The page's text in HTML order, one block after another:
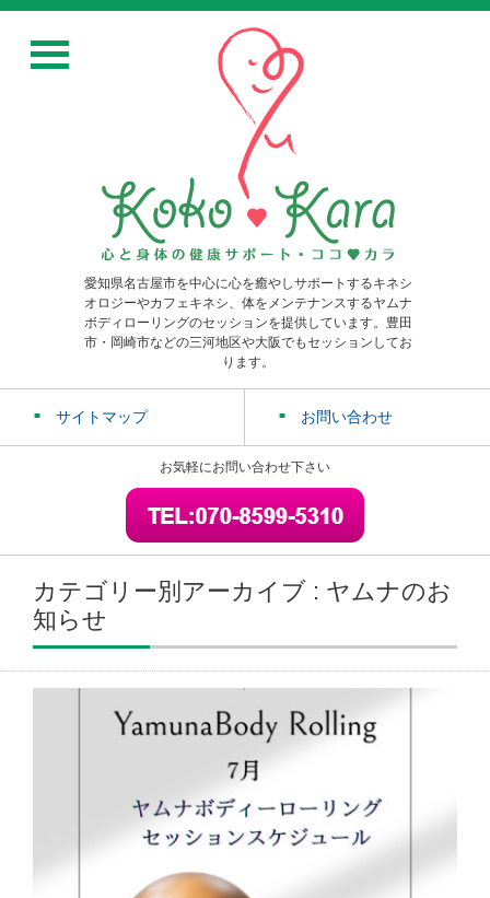
愛知県名古屋市を中心に心を癒やしサポートするキネシ
オロジーやカフェキネシ、体をメンテナンスするヤムナ
ボディローリングのセッションを提供しています。豊田
市・岡崎市などの三河地区や大阪でもセッションしてお
ります。
サイトマップ お問い合わせ
お気軽にお問い合わせ下さい
カテゴリー別アーカイブ : ヤムナのお
知らせ